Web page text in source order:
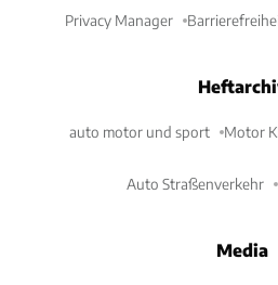
Privacy Manager
auto motor und sport Motor
Auto Straßenverkehr
Media